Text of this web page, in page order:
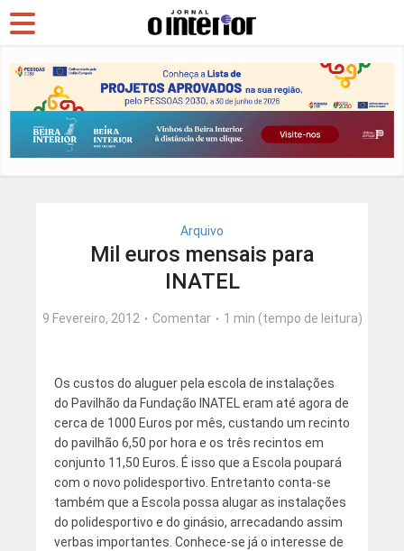
Arquivo
Mil euros mensais para
INATEL
9 Fevereiro, 2012 Comentar 1 min (tempo de leitura)
Os custos do aluguer pela escola de instalações
do Pavilhão da Fundação INATEL eram até agora de
cerca de 1000 Euros por mês, custando um recinto
do pavilhão 6,50 por hora e os três recintos em
conjunto 11,50 Euros. É isso que a Escola poupará
com o novo polidesportivo. Entretanto conta-se
também que a Escola possa alugar as instalações
do polidesportivo e do ginásio, arrecadando assim
verbas importantes. Conhece-se já o interesse de